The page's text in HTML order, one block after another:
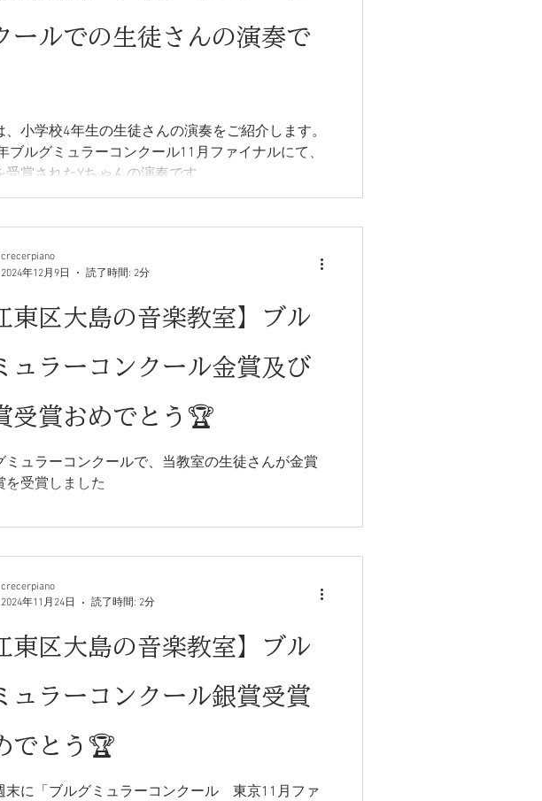
ールでの生徒さんの演奏で
、小学校4年生の生徒さんの演奏をご紹介します。
ブルグミュラーコンクール11月ファイナルにて、
受賞されたYちゃんの演奏です。
東区大島の音楽教室】ブル
ュラーコンクール金賞及び
受賞おめでとう🏆
ミュラーコンクールで、当教室の生徒さんが金賞
を受賞しました
crecerpiano
2024年12月9日
読了時間: 2分
東区大島の音楽教室】ブル
ュラーコンクール銀賞受賞
でとう🏆
末に「ブルグミュラーコンクール 東京11月ファ
crecerpiano
2024年11月24日
読了時間: 2分